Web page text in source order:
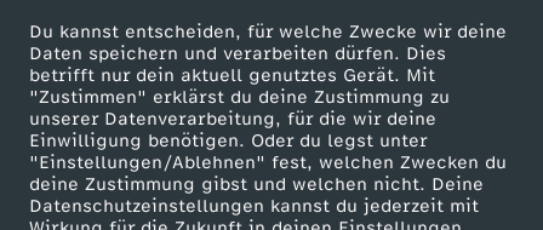
Du kannst entscheiden, für welche Zwecke wir deine
Daten speichern und verarbeiten dürfen. Dies
betrifft nur dein aktuell genutztes Gerät. Mit
"Zustimmen" erklärst du deine Zustimmung zu
unserer Datenverarbeitung, für die wir deine
Einwilligung benötigen. Oder du legst unter
"Einstellungen/Ablehnen" fest, welchen Zwecken du
deine Zustimmung gibst und welchen nicht. Deine
Datenschutzeinstellungen kannst du jederzeit mit
ZDF goes Schule
Werbefernsehen
Mainzelmännchen